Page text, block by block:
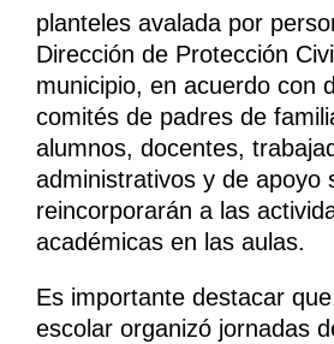
planteles avalada por
Dirección de Protección
municipio, en acuerdo con
comités de padres de
alumnos, docentes,
administrativos y de apoyo
reincorporarán a las
académicas en las aulas.
Es importante destacar
escolar organizó jornadas